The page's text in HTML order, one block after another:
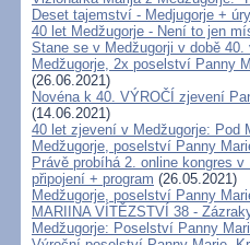
Deset tajemství - Medjugorje +
40 let Medžugorje - Není to jen
Stane se v Medžugorji v době
Medžugorje, 2x poselství Panny
(26.06.2021)
Novéna k 40. VÝROČÍ zjevení
(14.06.2021)
40 let zjevení v Medžugorje: Pod
Medžugorje, poselství Panny
Právě probíhá 2. online kongres
připojení + program (26.05.2021)
Medžugorje, poselství Panny
MARIINA VÍTĚZSTVÍ 38 -
Medžugorje: Poselství Panny